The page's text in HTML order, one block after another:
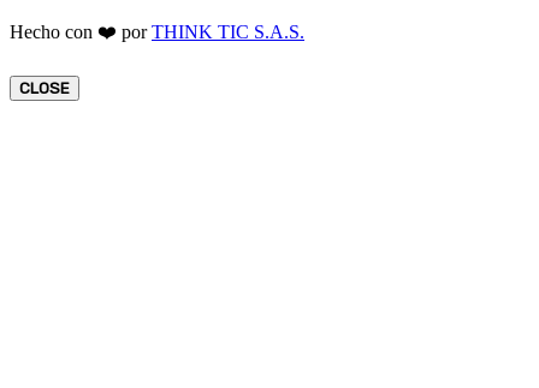
Hecho con ❤️ porTHINK TIC S.A.S.
CLOSE